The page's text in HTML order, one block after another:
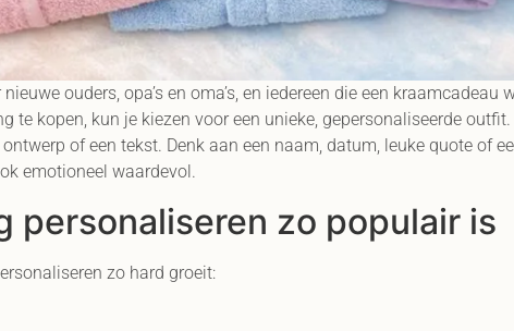
ouders, opa’s en oma’s, en iedereen die een kraamcadeau
te kopen, kun je kiezen voor een unieke, gepersonaliseerde
of een tekst. Denk aan een naam, datum, leuke quote of
emotioneel waardevol.
personaliseren zo populair is
zo hard groeit: